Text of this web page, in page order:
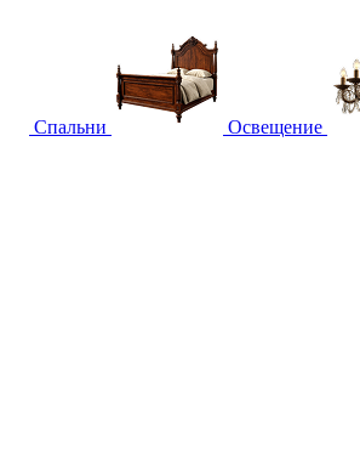
Спальни Освещение